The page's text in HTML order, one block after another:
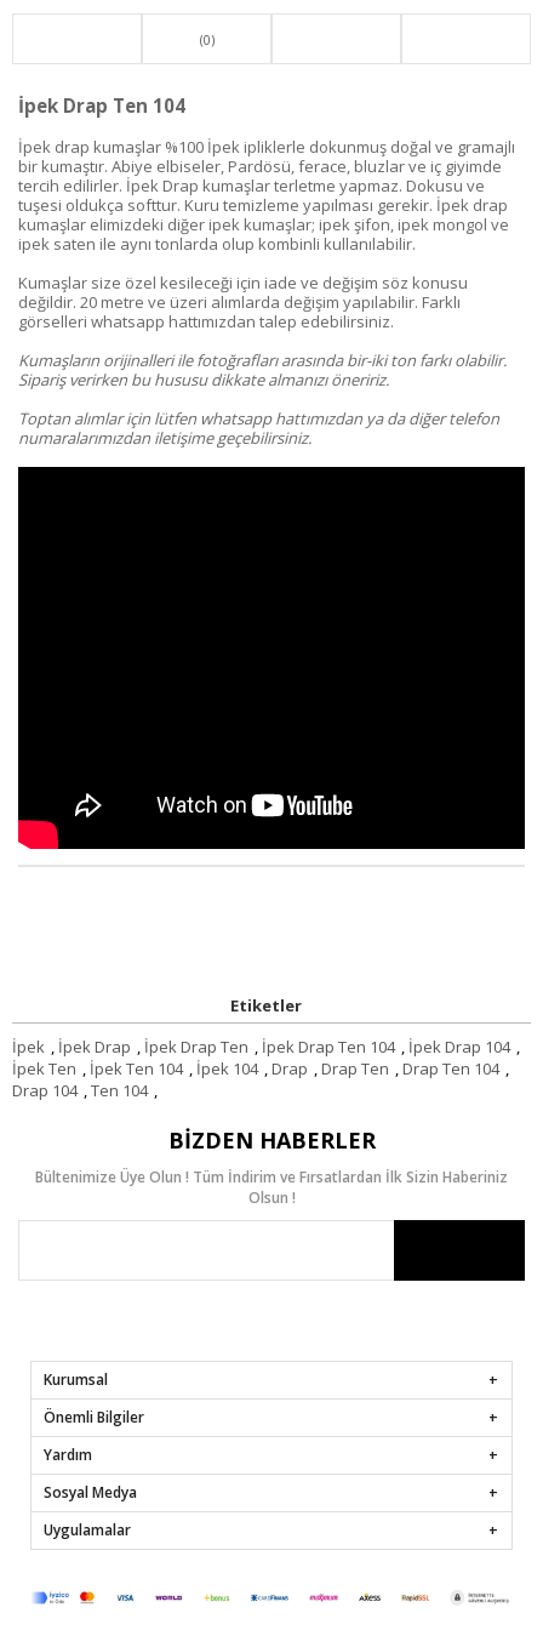
(0)
İpek Drap Ten 104
İpek drap kumaşlar %100 İpek ipliklerle dokunmuş doğal ve gramajlı
bir kumaştır. Abiye elbiseler, Pardösü, ferace, bluzlar ve iç giyimde
tercih edilirler. İpek Drap kumaşlar terletme yapmaz. Dokusu ve
tuşesi oldukça softtur. Kuru temizleme yapılması gerekir. İpek drap
kumaşlar elimizdeki diğer ipek kumaşlar; ipek şifon, ipek mongol ve
ipek saten ile aynı tonlarda olup kombinli kullanılabilir.
Kumaşlar size özel kesileceği için iade ve değişim söz konusu
değildir. 20 metre ve üzeri alımlarda değişim yapılabilir. Farklı
görselleri whatsapp hattımızdan talep edebilirsiniz.
Kumaşların orijinalleri ile fotoğrafları arasında bir-iki ton farkı olabilir.
Sipariş verirken bu hususu dikkate almanızı öneririz.
Toptan alımlar için lütfen whatsapp hattımızdan ya da diğer telefon
numaralarımızdan iletişime geçebilirsiniz.
Etiketler
İpek , İpek Drap , İpek Drap Ten , İpek Drap Ten 104 , İpek Drap 104 ,
İpek Ten , İpek Ten 104 , İpek 104 ,Drap ,Drap Ten ,Drap Ten 104 ,
Drap 104 ,Ten 104 ,
BIZDEN HABERLER
Bültenimize Üye Olun ! Tüm İndirim ve Fırsatlardan İlk Sizin Haberiniz
Olsun !
Kurumsal
Önemli Bilgiler
Yardım
Sosyal Medya
Uygulamalar